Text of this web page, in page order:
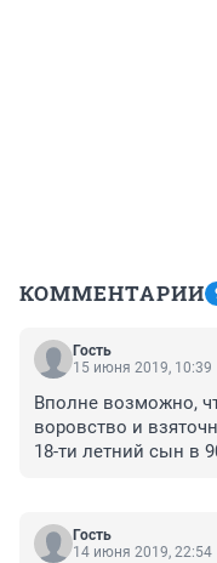
КОММЕНТАРИИ
Гость
15 июня 2019, 10:39
Вполне возможно,
воровство и
18-ти летний сын в
Гость
14 июня 2019, 22:54